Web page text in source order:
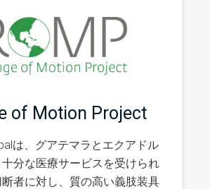
of Motion Project
は、グアテマラとエクアドル
分な医療サービスを受けられ
者に対し、質の高い義肢装具